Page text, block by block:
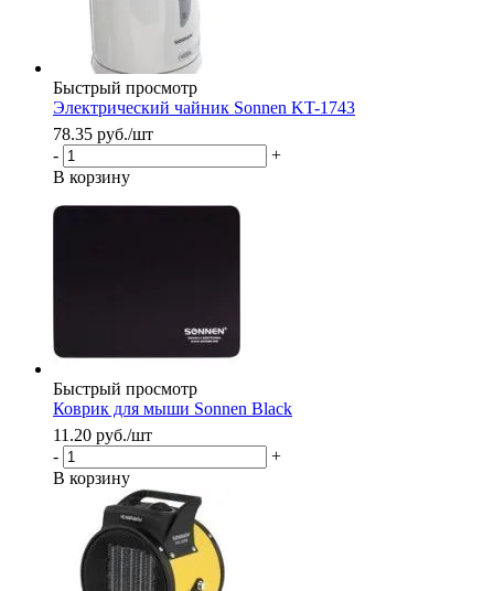
Быстрый просмотр
Электрический чайник Sonnen KT-1743
78.35 руб./шт
-
+
В корзину
Быстрый просмотр
Коврик для мыши Sonnen Black
11.20 руб./шт
-
+
В корзину